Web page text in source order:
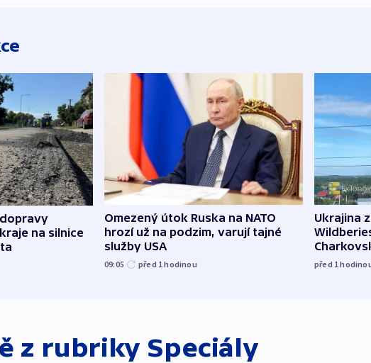
na silnice
Omezený útok Ruska na NATO
hrozí už na podzim, varují tajné
služby USA
09:05 před 1hodinou
Ukrajina
před 1
z rubriky Speciály